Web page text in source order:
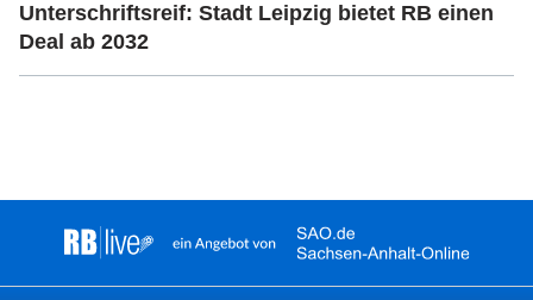
Unterschriftsreif: Stadt Leipzig bietet RB einen
Deal ab 2032